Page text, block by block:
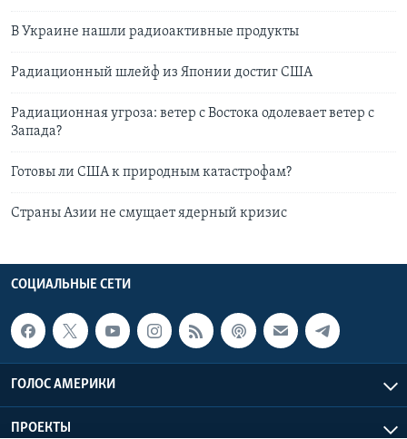
В Украине нашли радиоактивные продукты
Радиационный шлейф из Японии достиг США
Радиационная угроза: ветер с Востока одолевает ветер с
Запада?
Готовы ли США к природным катастрофам?
Страны Азии не смущает ядерный кризис
СОЦИАЛЬНЫЕ СЕТИ
ГОЛОС АМЕРИКИ
ПРОЕКТЫ